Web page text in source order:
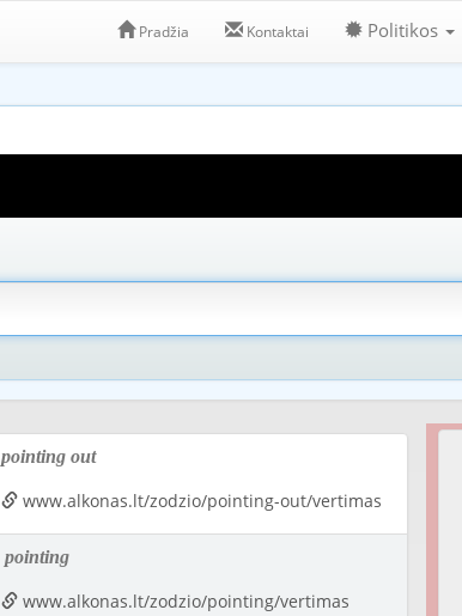
Pradžia Kontaktai Politikos
pointing out
www.alkonas.lt/zodzio/pointing-out/vertimas
pointing
www.alkonas.lt/zodzio/pointing/vertimas